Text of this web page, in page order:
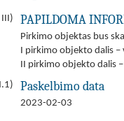
III) PAPILDOMA
Pirkimo objektas bus
I pirkimo objekto dalis –
II pirkimo objekto dalis
Paskelbimo data
2023-02-03